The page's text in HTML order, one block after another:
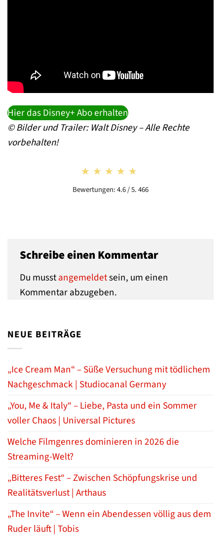
Hier das Disney+ Abo erhalten
© Bilder und Trailer: Walt Disney – Alle Rechte
vorbehalten!
★★★★★
★★★★★
Bewertungen: 4.6 / 5. 466
Schreibe einen Kommentar
Du musstangemeldetsein, um einen
Kommentar abzugeben.
NEUE BEITRÄGE
„Ice Cream Man“ – Süße Versuchung mit tödlichem
Nachgeschmack | Studiocanal Germany
„You, Me & Italy“ – Liebe, Pasta und ein Sommer
voller Chaos | Universal Pictures
Welche Filmgenres dominieren in 2026 die
Streaming-Welt?
„Bitteres Fest“ – Zwischen Schöpfungskrise und
Realitätsverlust | Arthaus
„The Invite“ – Wenn ein Abendessen völlig aus dem
Ruder läuft | Tobis